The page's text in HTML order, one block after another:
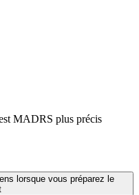
MADRS plus précis
lorsque vous préparez le